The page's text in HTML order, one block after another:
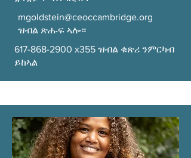
mgoldstein@ceoccambridge.org
ዝብል ጽሑፍ ኣሎ።
617-868-2900 x355 ዝብል ቁጽሪ ንምርካብ
ይከኣል